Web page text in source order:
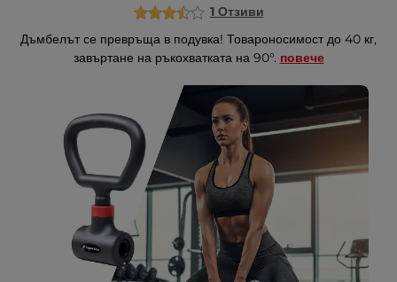
1 Отзиви
Дъмбелът се превръща в подувка! Товароносимост до 40 кг,
завъртане на ръкохватката на 90°. повече